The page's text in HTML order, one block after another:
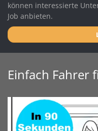
können interessierte
Job anbieten.
Einfach Fahrer